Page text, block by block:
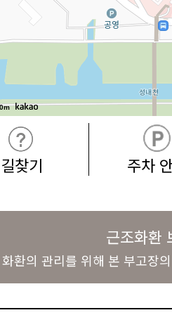
길찾기 주차
근조화환
화환의 관리를 위해 본 부고장